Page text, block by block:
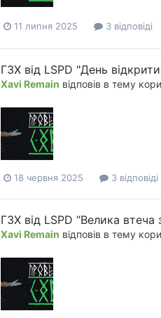
11 липня 2025 3 відповіді
ГЗХ від LSPD "День
Xavi Remain відповів в тему
18 червня 2025 3 відповіді
ГЗХ від LSPD “Велика
Xavi Remain відповів в тему